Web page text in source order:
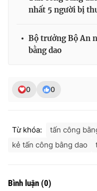
THỜI BÁO VTV
Theo dõi báo trên
Cơ quan chủ quản:
Đài
Cơ quan báo chí:
Thời báo
nhất 5 người bị
Bộ trưởng Bộ An
bằng dao
0 0
Từ khóa: tấn công
kẻ tấn công bằng dao
Bình luận (0)